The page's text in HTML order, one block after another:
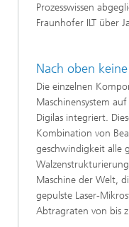
Prozesswissen
Fraunhofer ILT über
Nach oben
Die einzelnen
Maschinensystem
Digilas integriert.
Kombination von
geschwindigkeit alle
Maschine der Welt,
gepulste Laser-
Abtragraten von bis